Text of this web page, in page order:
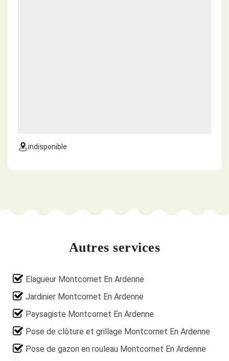
indisponible
Autres services
Elagueur Montcornet En Ardenne
Jardinier Montcornet En Ardenne
Paysagiste Montcornet En Ardenne
Pose de clôture et grillage Montcornet En Ardenne
Pose de gazon en rouleau Montcornet En Ardenne